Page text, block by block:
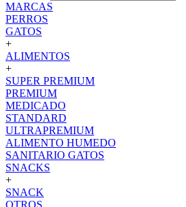
MARCAS
PERROS
GATOS
+
ALIMENTOS
+
SUPER PREMIUM
PREMIUM
MEDICADO
STANDARD
ULTRAPREMIUM
ALIMENTO HUMEDO
SANITARIO GATOS
SNACKS
+
SNACK
OTROS